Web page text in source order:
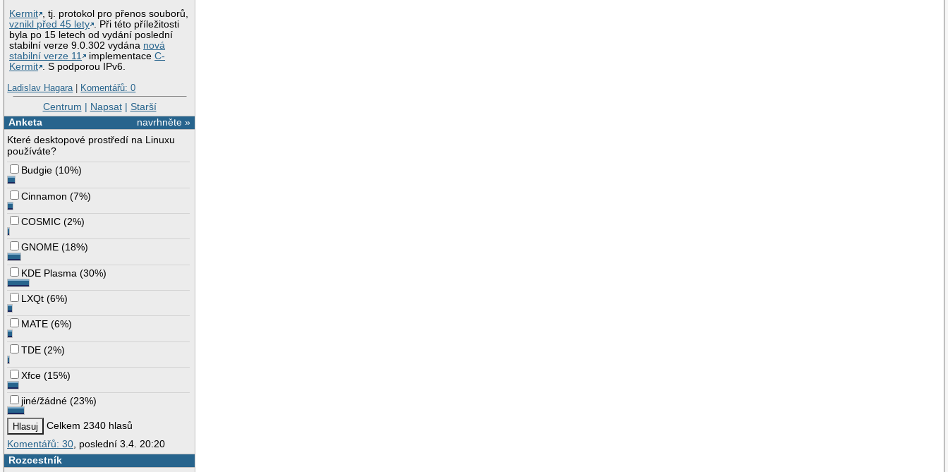
Kermit , tj. protokol pro přenos souborů,
vznikl před 45 lety . Při této příležitosti
byla po 15 letech od vydání poslední
stabilní verze 9.0.302 vydána nová
stabilní verze 11
implementaceC-
Kermit . S podporou IPv6.
Ladislav Hagara| Komentářů: 0
Centrum | Napsat| Starší
navrhněte »
Anketa
Které desktopové prostředí na Linuxu
používáte?
Budgie (10%)
Cinnamon (7%)
COSMIC (2%)
GNOME (18%)
KDE Plasma (30%)
LXQt (6%)
MATE (6%)
TDE (2%)
Xfce (15%)
jiné/žádné (23%)
Celkem 2340 hlasů
Komentářů: 30 , poslední 3.4. 20:20
Rozcestník